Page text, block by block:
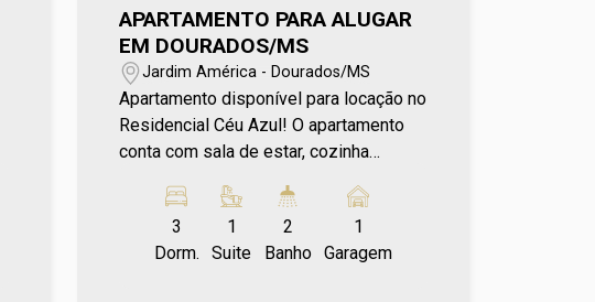
APARTAMENTO PARA ALUGAR
EM DOURADOS/MS
Jardim América - Dourados/MS
Apartamento disponível para locação no
Residencial Céu Azul! O apartamento
conta com sala de estar, cozinha
3 dormitórios, sendo 1 deles suíte,
além de banheiro social que atende os
demais ambientes. A sacada com
3
Dorm.
1
Suite
2
Banho
1
Garagem